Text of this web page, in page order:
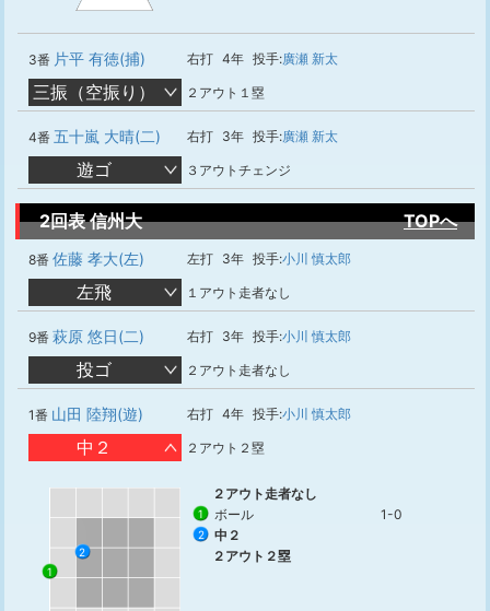
3番 片平 有徳(捕) 右打 4年 投手:廣瀬 新太
三振（空振り） ２アウト１塁
4番 五十嵐 大晴(二) 右打 3年 投手:廣瀬 新太
遊ゴ ３アウトチェンジ
2回表 信州大 TOPへ
8番 佐藤 孝大(左) 左打 3年 投手:小川 慎太郎
左飛 １アウト走者なし
9番 萩原 悠日(二) 右打 3年 投手:小川 慎太郎
投ゴ ２アウト走者なし
1番 山田 陸翔(遊) 右打 4年 投手:小川 慎太郎
中２ ２アウト２塁
1
2
２アウト走者なし
1 ボール 1-0
2
中２
２アウト２塁